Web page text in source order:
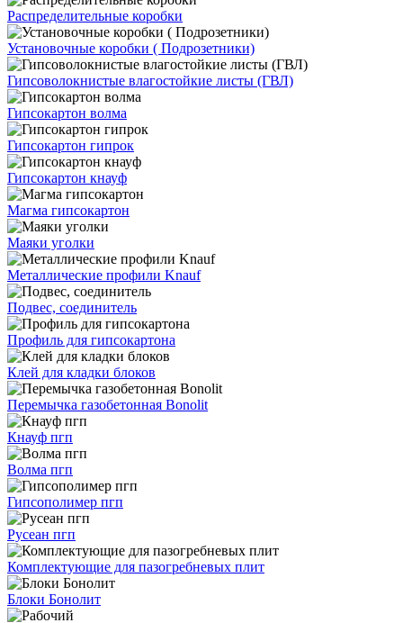
Распределительные коробки
Установочные коробки ( Подрозетники)
Гипсоволокнистые влагостойкие листы (ГВЛ)
Гипсокартон волма
Гипсокартон гипрок
Гипсокартон кнауф
Магма гипсокартон
Маяки уголки
Металлические профили Knauf
Подвес, соединитель
Профиль для гипсокартона
Клей для кладки блоков
Перемычка газобетонная Bonolit
Кнауф пгп
Волма пгп
Гипсополимер пгп
Русеан пгп
Комплектующие для пазогребневых плит
Блоки Бонолит